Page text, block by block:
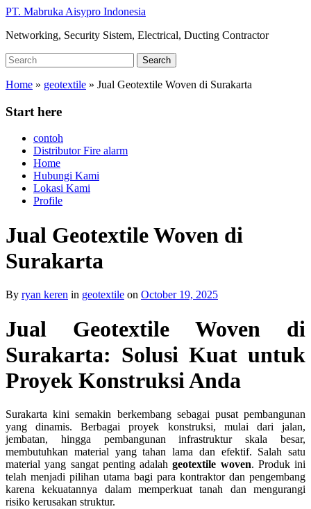
Skip
main
PT. Mabruka Aisypro Indonesia
Networking, Security Sistem, Electrical, Ducting Contractor
Search
for:
Search
Home » geotextile » Jual Geotextile Woven di Surakarta
Start here
contoh
Distributor Fire alarm
Home
Hubungi Kami
Lokasi Kami
Profile
Jual Geotextile Woven di
Surakarta
By ryan keren in geotextile on October 19, 2025
Jual Geotextile Woven di
Surakarta: Solusi Kuat untuk
Proyek Konstruksi Anda
Surakarta kini semakin berkembang sebagai pusat pembangunan
yang dinamis. Berbagai proyek konstruksi, mulai dari jalan,
jembatan, hingga pembangunan infrastruktur skala besar,
membutuhkan material yang tahan lama dan efektif. Salah satu
material yang sangat penting adalahgeotextile woven. Produk ini
telah menjadi pilihan utama bagi para kontraktor dan pengembang
karena kekuatannya dalam memperkuat tanah dan mengurangi
risiko kerusakan struktur.